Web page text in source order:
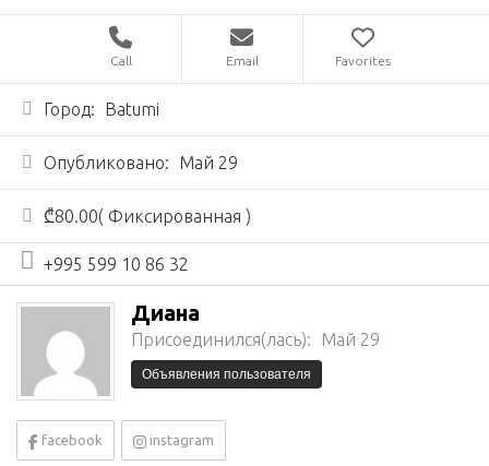
Call Email Favorites
Город: Batumi
Опубликовано: Май 29
₾80.00( Фиксированная )
+995 599 10 86 32
Диана
Присоединился(лась): Май 29
Объявления пользователя
facebook instagram